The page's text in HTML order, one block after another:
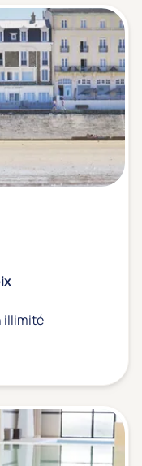
illimité